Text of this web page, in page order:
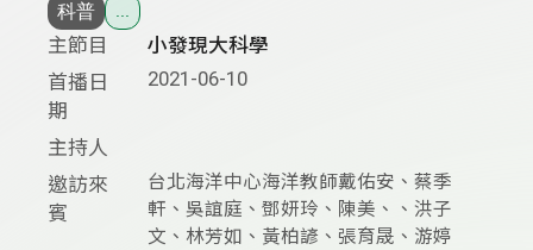
科普
...
主節目
小發現大科學
首播日
期
2021-06-10
主持人
邀訪來
賓
台北海洋中心海洋教師戴佑安、蔡季
軒、吳誼庭、鄧妍玲、陳美、、洪子
文、林芳如、黃柏諺、張育晟、游婷